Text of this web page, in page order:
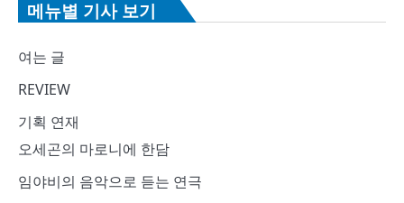
메뉴별 기사 보기
여는 글
REVIEW
기획 연재
오세곤의 마로니에 한담
임야비의 음악으로 듣는 연극